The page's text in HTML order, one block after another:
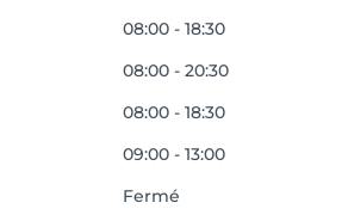
08:00 - 18:30
08:00 - 20:30
08:00 - 18:30
09:00 - 13:00
Fermé